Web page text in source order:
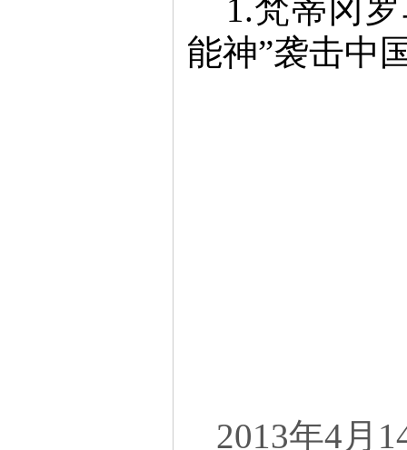
1.梵蒂冈
能神”袭击中
2013年4月